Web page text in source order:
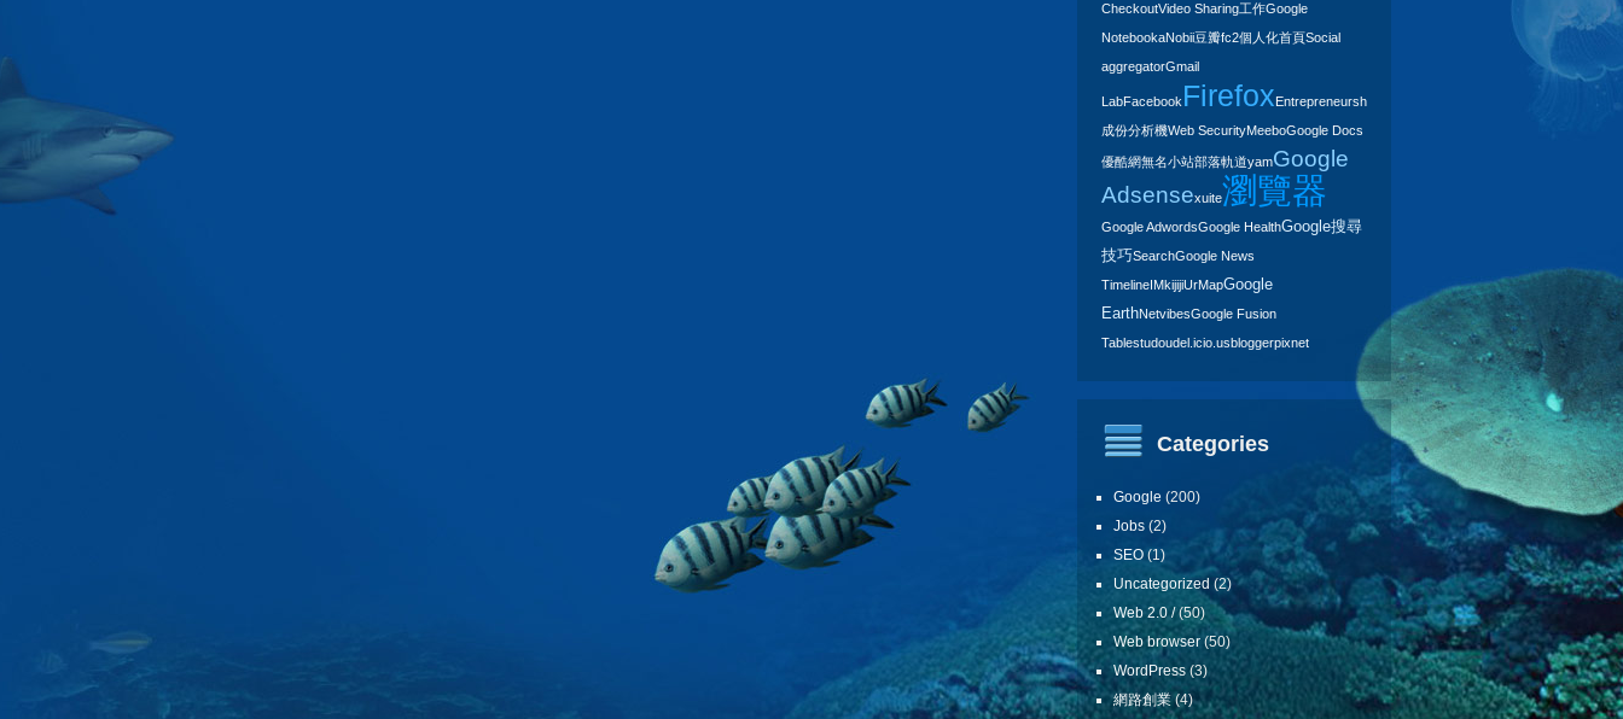
CheckoutVideo Sharing工作Google
NotebookaNobii豆瓣fc2個人化首頁Social
aggregatorGmail
LabFacebook FirefoxEntrepreneurship
成份分析機Web SecurityMeeboGoogle Docs
優酷網無名小站部落軌道yamGoogle
Adsensexuite瀏覽器
Google AdwordsGoogle HealthGoogle搜尋
技巧SearchGoogle News
TimelineIMkijijiUrMapGoogle
EarthNetvibesGoogle Fusion
Tablestudoudel.icio.usbloggerpixnet
Categories
Google (200)
Jobs (2)
SEO (1)
Uncategorized (2)
Web 2.0 /(50)
Web browser(50)
WordPress (3)
網路創業(4)